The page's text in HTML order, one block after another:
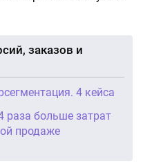
заказов и
4 кейса
раза больше затрат
продаже